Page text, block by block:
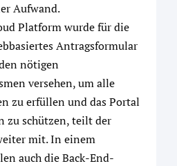
Aufwand.
Platform wurde für die
Antragsformular
nötigen
versehen, um alle
zu erfüllen und das Portal
zu schützen, teilt der
mit. In einem
auch die Back-End-